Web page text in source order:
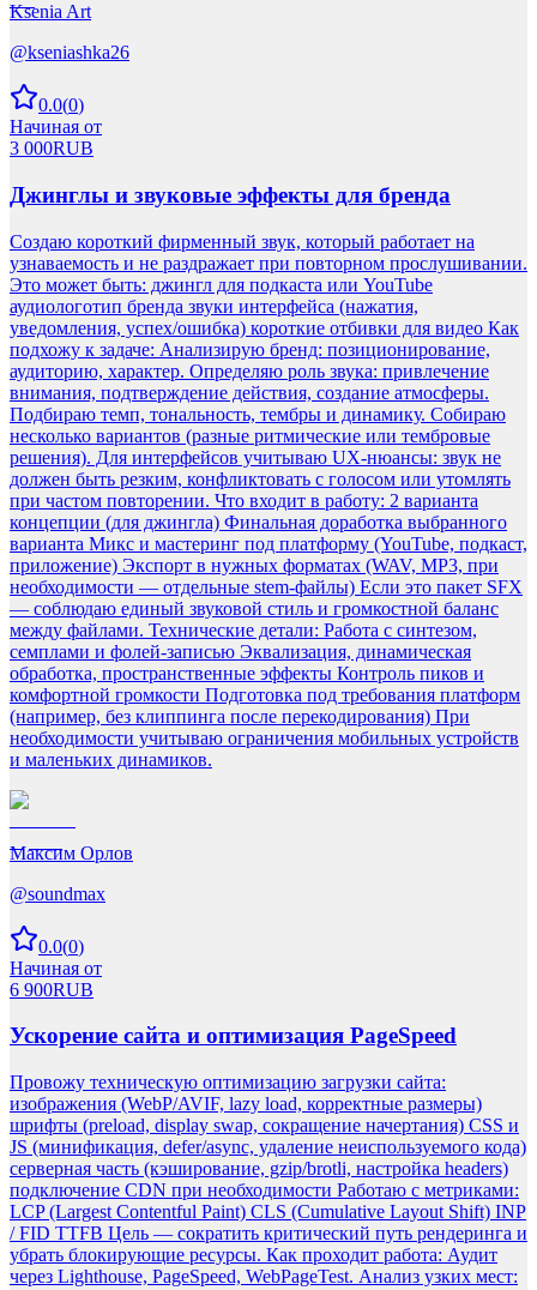
Ksenia Art
@kseniashka26
0.0(0)
Начиная от
3 000RUB
Джинглы и звуковые эффекты для бренда
Создаю короткий фирменный звук, который работает на
узнаваемость и не раздражает при повторном прослушивании.
Это может быть: джингл для подкаста или YouTube
аудиологотип бренда звуки интерфейса (нажатия,
уведомления, успех/ошибка) короткие отбивки для видео Как
подхожу к задаче: Анализирую бренд: позиционирование,
аудиторию, характер. Определяю роль звука: привлечение
внимания, подтверждение действия, создание атмосферы.
Подбираю темп, тональность, тембры и динамику. Собираю
несколько вариантов (разные ритмические или тембровые
решения). Для интерфейсов учитываю UX-нюансы: звук не
должен быть резким, конфликтовать с голосом или утомлять
при частом повторении. Что входит в работу: 2 варианта
концепции (для джингла) Финальная доработка выбранного
варианта Микс и мастеринг под платформу (YouTube, подкаст,
приложение) Экспорт в нужных форматах (WAV, MP3, при
необходимости — отдельные stem-файлы) Если это пакет SFX
— соблюдаю единый звуковой стиль и громкостной баланс
между файлами. Технические детали: Работа с синтезом,
семплами и фолей-записью Эквализация, динамическая
обработка, пространственные эффекты Контроль пиков и
комфортной громкости Подготовка под требования платформ
(например, без клиппинга после перекодирования) При
необходимости учитываю ограничения мобильных устройств
и маленьких динамиков.
Максим Орлов
@soundmax
0.0(0)
Начиная от
6 900RUB
Ускорение сайта и оптимизация PageSpeed
Провожу техническую оптимизацию загрузки сайта:
изображения (WebP/AVIF, lazy load, корректные размеры)
шрифты (preload, display swap, сокращение начертания) CSS и
JS (минификация, defer/async, удаление неиспользуемого кода)
серверная часть (кэширование, gzip/brotli, настройка headers)
подключение CDN при необходимости Работаю с метриками:
LCP (Largest Contentful Paint) CLS (Cumulative Layout Shift) INP
/ FID TTFB Цель — сократить критический путь рендеринга и
убрать блокирующие ресурсы. Как проходит работа: Аудит
через Lighthouse, PageSpeed, WebPageTest. Анализ узких мест: